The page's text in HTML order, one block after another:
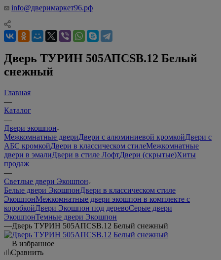
info@дверимаркет96.рф
Дверь ТУРИН 505АПCSB.12 Белый
снежный
Главная
—
Каталог
—
Двери экошпон
Межкомнатные двериДвери с алюминиевой кромкойДвери с
АБС кромкойДвери в классическом стилеМежкомнатные
двери в эмалиДвери в стиле ЛофтДвери (скрытые)Хиты
продаж
—
Светлые двери Экошпон
Белые двери ЭкошпонДвери в классическом стиле
ЭкошпонМежкомнатные двери экошпон в комплекте с
коробкойДвери Экошпон под деревоСерые двери
ЭкошпонТемные двери Экошпон
—Дверь ТУРИН 505АПCSB.12 Белый снежный
В избранное
Сравнить